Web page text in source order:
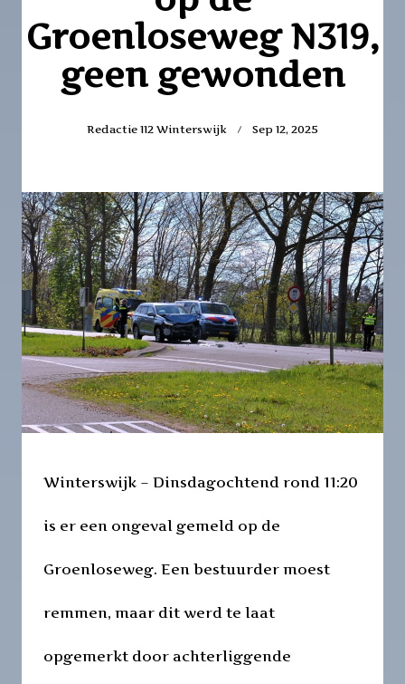
Groenloseweg N319,
geen gewonden
Redactie 112 Winterswijk Sep 12, 2025
Winterswijk – Dinsdagochtend rond 11:20
is er een ongeval gemeld op de
Groenloseweg. Een bestuurder moest
remmen, maar dit werd te laat
opgemerkt door achterliggende